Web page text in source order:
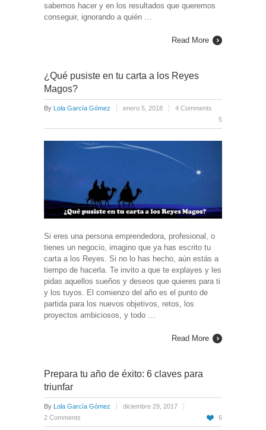
sabemos hacer y en los resultados que queremos
conseguir, ignorando a quién …
Read More
¿Qué pusiste en tu carta a los Reyes
Magos?
By Lola García Gómez enero 5, 2018
4 Comments
5
Si eres una persona emprendedora, profesional, o
tienes un negocio, imagino que ya has escrito tu
carta a los Reyes. Si no lo has hecho, aún estás a
tiempo de hacerla. Te invito a que te explayes y les
pidas aquellos sueños y deseos que quieres para ti
y los tuyos. El comienzo del año es el punto de
partida para los nuevos objetivos, retos, los
proyectos ambiciosos, y todo …
Read More
Prepara tu año de éxito: 6 claves para
triunfar
By Lola García Gómez
diciembre 29, 2017
2 Comments
6